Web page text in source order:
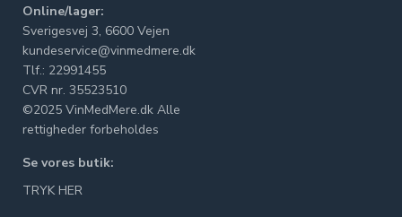
Online/lager:
Sverigesvej 3, 6600 Vejen
kundeservice@vinmedmere.dk
Tlf.: 22991455
CVR nr. 35523510
©2025 VinMedMere.dk Alle
rettigheder forbeholdes
Se vores butik:
TRYK HER